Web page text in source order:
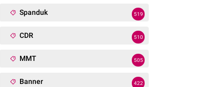
Spanduk 519
CDR 510
MMT 505
Banner 422